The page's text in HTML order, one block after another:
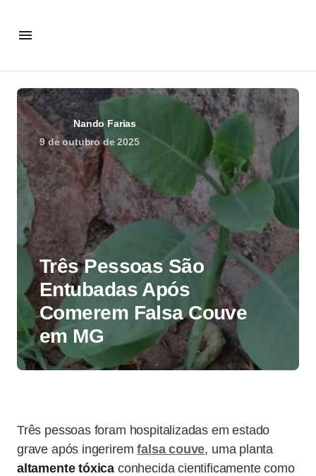
Nando Farias
9 de outubro de 2025
Três Pessoas São
Entubadas Após
Comerem Falsa Couve
em MG
Três pessoas foram hospitalizadas em estado
grave após ingeriremfalsa couve, uma planta
altamente tóxica conhecida cientificamente como